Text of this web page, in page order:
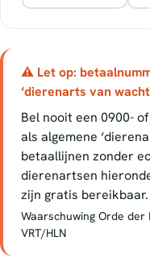
⚠ Let op:
‘dierenarts van
Bel nooit een 0900-
als algemene
betaallijnen zonder
dierenartsen
zijn gratis bereikbaar.
Waarschuwing Orde
VRT/HLN